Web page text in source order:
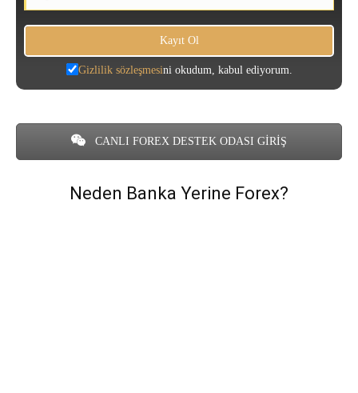
Gizlilik sözleşmesini okudum, kabul ediyorum.
CANLI FOREX DESTEK ODASI GİRİŞ
Neden Banka Yerine Forex?